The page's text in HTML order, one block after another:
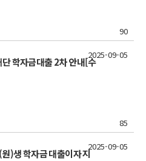
90
학자금대출 2차 안내[수
85
2025-09-05
)생 학자금 대출이자 지
2025-09-05